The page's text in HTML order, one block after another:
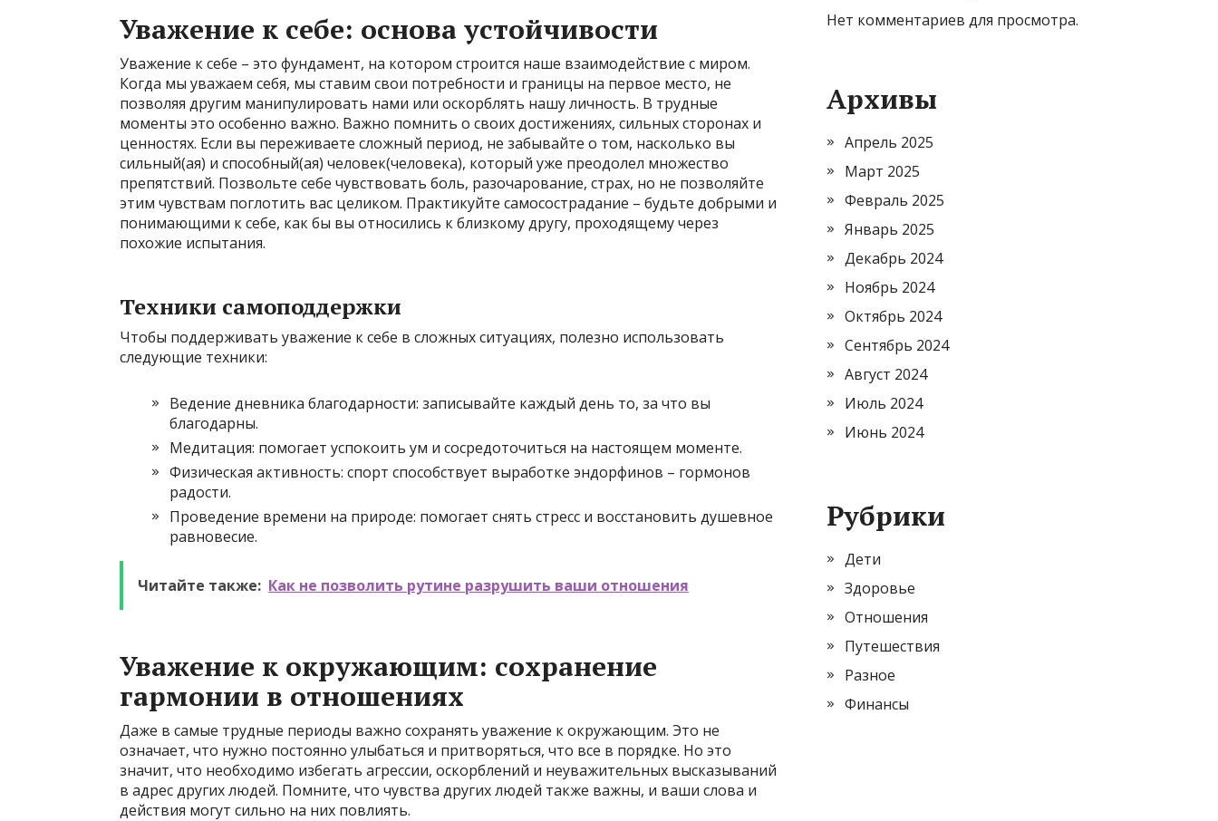
Уважение к себе: основа устойчивости
Уважение к себе – это фундамент, на котором строится наше взаимодействие с миром.
Когда мы уважаем себя, мы ставим свои потребности и границы на первое место, не
позволяя другим манипулировать нами или оскорблять нашу личность. В трудные
моменты это особенно важно. Важно помнить о своих достижениях, сильных сторонах и
ценностях. Если вы переживаете сложный период, не забывайте о том, насколько вы
сильный(ая) и способный(ая) человек(человека), который уже преодолел множество
препятствий. Позвольте себе чувствовать боль, разочарование, страх, но не позволяйте
этим чувствам поглотить вас целиком. Практикуйте самосострадание – будьте добрыми и
понимающими к себе, как бы вы относились к близкому другу, проходящему через
похожие испытания.
Техники самоподдержки
Чтобы поддерживать уважение к себе в сложных ситуациях, полезно использовать
следующие техники:
Ведение дневника благодарности: записывайте каждый день то, за что вы
благодарны.
Медитация: помогает успокоить ум и сосредоточиться на настоящем моменте.
Физическая активность: спорт способствует выработке эндорфинов – гормонов
радости.
Проведение времени на природе: помогает снять стресс и восстановить душевное
равновесие.
Читайте также: Как не позволить рутине разрушить ваши отношения
Уважение к окружающим: сохранение
гармонии в отношениях
Даже в самые трудные периоды важно сохранять уважение к окружающим. Это не
означает, что нужно постоянно улыбаться и притворяться, что все в порядке. Но это
значит, что необходимо избегать агрессии, оскорблений и неуважительных высказываний
в адрес других людей. Помните, что чувства других людей также важны, и ваши слова и
действия могут сильно на них повлиять.
Нет комментариев для просмотра.
Архивы
Апрель 2025
Март 2025
Февраль 2025
Январь 2025
Декабрь 2024
Ноябрь 2024
Октябрь 2024
Сентябрь 2024
Август 2024
Июль 2024
Июнь 2024
Рубрики
Дети
Здоровье
Отношения
Путешествия
Разное
Финансы